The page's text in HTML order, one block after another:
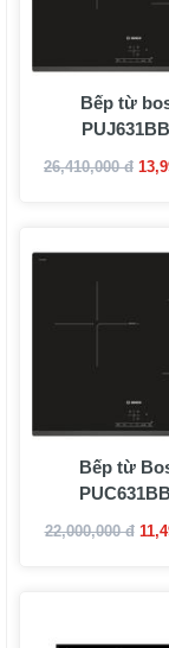
Bếp từ
26,410,000 đ
Bếp từ
22,000,000 đ